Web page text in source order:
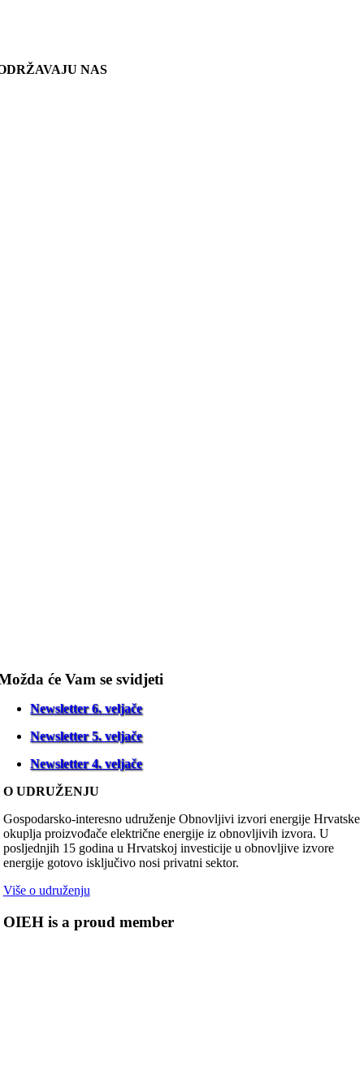
NAS
će Vam se svidjeti
Newsletter 6. veljače
Newsletter 5. veljače
Newsletter 4. veljače
O UDRUŽENJU
Gospodarsko-interesno udruženje Obnovljivi izvori energije Hrvatske
okuplja proizvođače električne energije iz obnovljivih izvora. U
posljednjih 15 godina u Hrvatskoj investicije u obnovljive izvore
energije gotovo isključivo nosi privatni sektor.
Više o udruženju
OIEH is a proud member